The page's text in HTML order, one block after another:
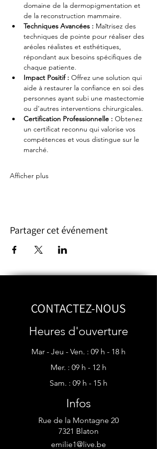
domaine de la dermopigmentation et
de la reconstruction mammaire.
Techniques Avancées : Maîtrisez des
techniques de pointe pour réaliser des
aréoles réalistes et esthétiques,
répondant aux besoins spécifiques de
chaque patiente.
Impact Positif : Offrez une solution qui
aide à restaurer la confiance en soi des
personnes ayant subi une mastectomie
ou d'autres interventions chirurgicales.
Certification Professionnelle : Obtenez
un certificat reconnu qui valorise vos
compétences et vous distingue sur le
marché.
Afficher plus
Partager cet événement
CONTACTEZ-NOUS
Heures d'ouverture
Mar - Jeu - Ven. : 09 h - 18 h
Mer. : 09 h - 12 h​​
Sam. : 09 h - 15 h
Infos
Rue de la Montagne 20
7321 Blaton
emilie1@live.be